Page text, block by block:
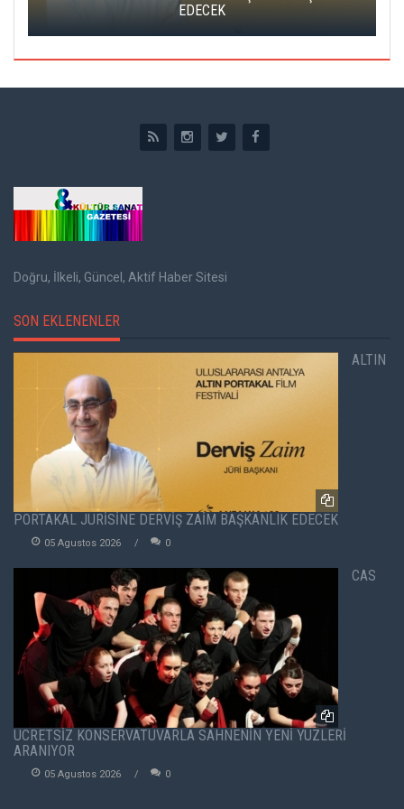
EDECEK
Doğru, İlkeli, Güncel, Aktif Haber Sitesi
SON EKLENENLER
ALTIN
PORTAKAL JÜRİSİNE DERVİŞ ZAİM BAŞKANLIK EDECEK
05 Agustos 2026 0
CAS
ÜCRETSİZ KONSERVATUVARLA SAHNENİN YENİ YÜZLERİ
ARANIYOR
05 Agustos 2026 0